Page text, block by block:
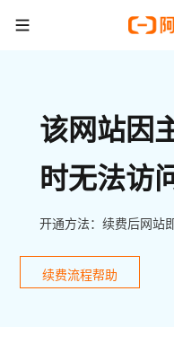
该网站因
时无法访
开通方法：续费后网站
续费流程帮助